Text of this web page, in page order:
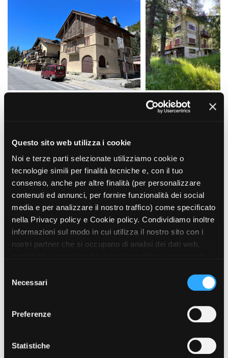
Questo sito web utilizza i cookie
Noi e terze parti selezionate utilizziamo cookie o
tecnologie simili per finalità tecniche e, con il tuo
consenso, anche per altre finalità (per personalizzare
contenuti ed annunci, per fornire funzionalità dei social
media e per analizzare il nostro traffico) come specificato
nella Privacy policy e Cookie policy. Condividiamo inoltre
informazioni sul modo in cui utilizza il nostro sito con i
nostri partner che si occupano di analisi dei dati web,
raccolto dal suo utilizzo dei loro servizi. Puoi liberamente
prestare, rifiutare o revocare il tuo consenso, in qualsiasi
momento. Puoi acconsentire all’utilizzo di tali tecnologie
utilizzando il pulsante “Accetta tutto”. Chiudendo questa
Necessari
Preferenze
Statistiche
LOCATION GUIDE
FILM DATABASE
BOOK DATABASE
NEWS
Location - Nuovo utente
Newsletter
Lavora con noi
Stage - Tirocini - Scuola e
Lavoro
Elenco Operatori Economici
per affidamento lavori in
economia
Amministrazione trasparente
Bandi e gare
Cookie policy
Whistleblowing
Credits